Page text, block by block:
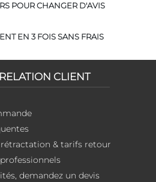
POUR CHANGER D'AVIS
EN 3 FOIS SANS FRAIS
CLIENT
& tarifs retour
demandez un devis